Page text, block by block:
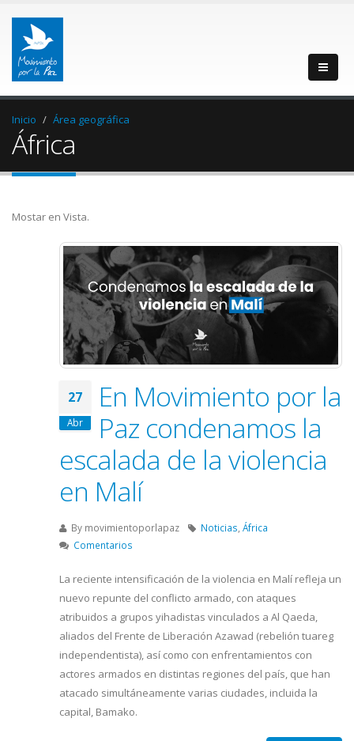
Inicio Área geográfica
África
Mostar en Vista.
27
Abr
En Movimiento por la
Paz condenamos la
escalada de la violencia
en Malí
By movimientoporlapaz Noticias África
Comentarios
La reciente intensificación de la violencia en Malí refleja un
nuevo repunte del conflicto armado, con ataques
atribuidos a grupos yihadistas vinculados a Al Qaeda,
aliados del Frente de Liberación Azawad (rebelión tuareg
independentista), así como con enfrentamientos con
actores armados en distintas regiones del país, que han
atacado simultáneamente varias ciudades, incluida la
capital, Bamako.